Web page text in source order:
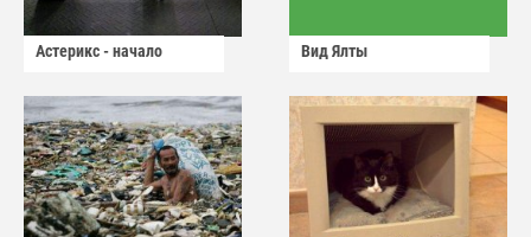
Астерикс - начало Вид Ялты